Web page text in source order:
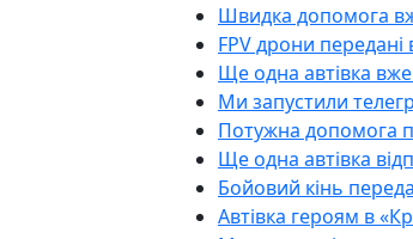
Швидка допомога
FPV дрони
Ще одна автівка
Ми запустили
Потужна допомога
Ще одна автівка
Бойовий кінь
Автівка героям в